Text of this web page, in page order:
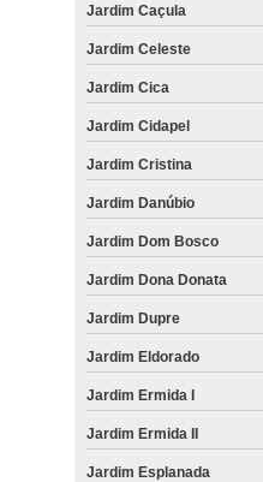
Jardim Caçula
Jardim Celeste
Jardim Cica
Jardim Cidapel
Jardim Cristina
Jardim Danúbio
Jardim Dom Bosco
Jardim Dona Donata
Jardim Dupre
Jardim Eldorado
Jardim Ermida I
Jardim Ermida II
Jardim Esplanada